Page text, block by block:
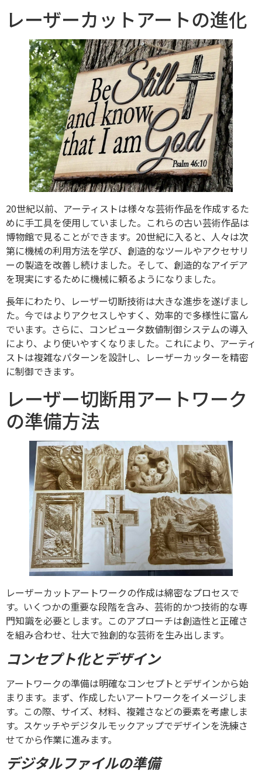
レーザーカットアートの進化
20世紀以前、アーティストは様々な芸術作品を作成するた
めに手工具を使用していました。これらの古い芸術作品は
博物館で見ることができます。20世紀に入ると、人々は次
第に機械の利用方法を学び、創造的なツールやアクセサリ
ーの製造を改善し続けました。そして、創造的なアイデア
を現実にするために機械に頼るようになりました。
長年にわたり、レーザー切断技術は大きな進歩を遂げまし
た。今ではよりアクセスしやすく、効率的で多様性に富ん
でいます。さらに、コンピュータ数値制御システムの導入
により、より使いやすくなりました。これにより、アーティ
ストは複雑なパターンを設計し、レーザーカッターを精密
に制御できます。
レーザー切断用アートワーク
の準備方法
レーザーカットアートワークの作成は綿密なプロセスで
す。いくつかの重要な段階を含み、芸術的かつ技術的な専
門知識を必要とします。このアプローチは創造性と正確さ
を組み合わせ、壮大で独創的な芸術を生み出します。
コンセプト化とデザイン
アートワークの準備は明確なコンセプトとデザインから始
まります。まず、作成したいアートワークをイメージしま
す。この際、サイズ、材料、複雑さなどの要素を考慮しま
す。スケッチやデジタルモックアップでデザインを洗練さ
せてから作業に進みます。
デジタルファイルの準備